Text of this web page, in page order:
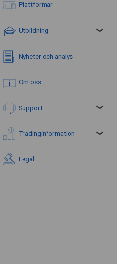
Plattformar
Utbildning
Nyheter och analys
Om oss
Support
Tradinginformation
Legal